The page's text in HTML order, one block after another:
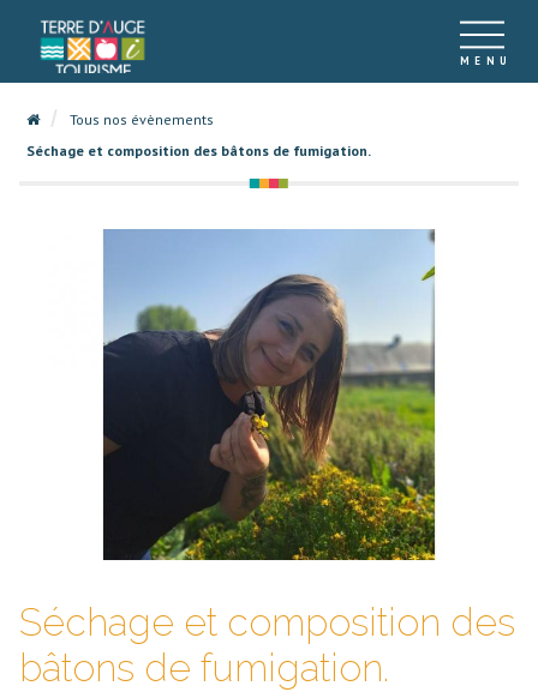
Tous nos évènements
Séchage et composition des bâtons de fumigation.
Séchage et composition des
bâtons de fumigation.